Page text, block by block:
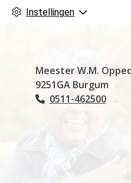
Instellingen
Hoofdmenu
Meester W.M.
9251GA Burgum
Tel:
0511-462500